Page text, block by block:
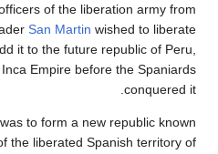
the top officers of the liberation
their leader San Martinwished to
and add it to the future republic
of the Inca Empire before the
's intention was to form a new
out of the liberated Spanish